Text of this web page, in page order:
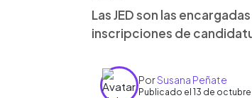
Las JED son las
inscripciones de
PorSusana Peñate
Publicado el 13 de